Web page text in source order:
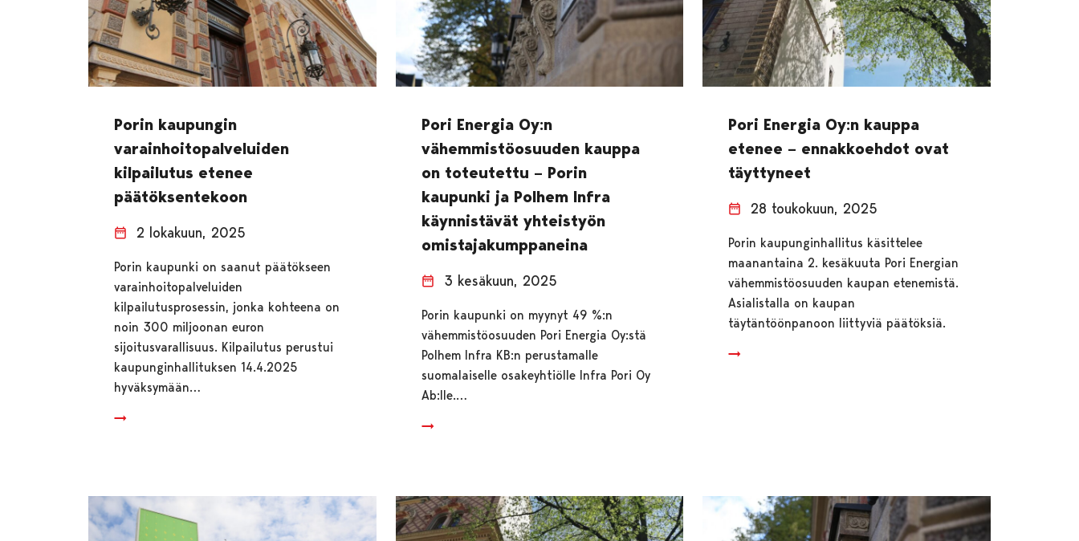
Porin kaupungin
varainhoitopalveluiden
kilpailutus etenee
päätöksentekoon
2 lokakuun, 2025
Porin kaupunki on saanut päätökseen
varainhoitopalveluiden
kilpailutusprosessin, jonka kohteena on
noin 300 miljoonan euron
sijoitusvarallisuus. Kilpailutus perustui
kaupunginhallituksen 14.4.2025
hyväksymään…
Pori Energia Oy:n
vähemmistöosuuden kauppa
on toteutettu – Porin
kaupunki ja Polhem Infra
käynnistävät yhteistyön
omistajakumppaneina
3 kesäkuun, 2025
Porin kaupunki on myynyt 49 %:n
vähemmistöosuuden Pori Energia Oy:stä
Polhem Infra KB:n perustamalle
suomalaiselle osakeyhtiölle Infra Pori Oy
Ab:lle.…
Pori Energia Oy:n kauppa
etenee – ennakkoehdot ovat
täyttyneet
28 toukokuun, 2025
Porin kaupunginhallitus käsittelee
maanantaina 2. kesäkuuta Pori Energian
vähemmistöosuuden kaupan etenemistä.
Asialistalla on kaupan
täytäntöönpanoon liittyviä päätöksiä.